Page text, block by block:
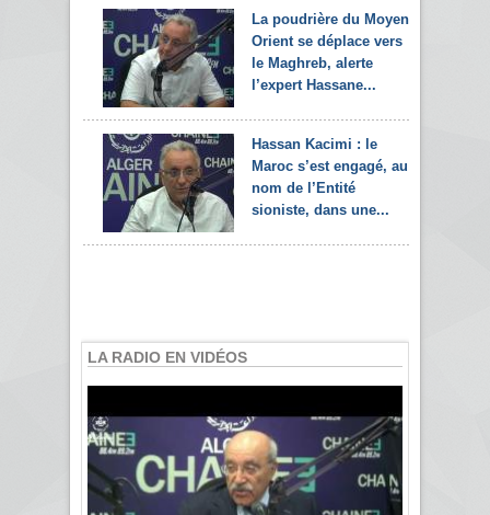
La poudrière du Moyen-
Orient se déplace vers
le Maghreb, alerte
l’expert Hassane...
Hassan Kacimi : le
Maroc s’est engagé, au
nom de l’Entité
sioniste, dans une...
LA RADIO EN VIDÉOS